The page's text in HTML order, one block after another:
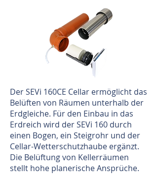
Der SEVi 160CE Cellar ermöglicht das
Belüften von Räumen unterhalb der
Erdgleiche. Für den Einbau in das
Erdreich wird der SEVi 160 durch
einen Bogen, ein Steigrohr und der
Cellar-Wetterschutzhaube ergänzt.
Die Belüftung von Kellerräumen
stellt hohe planerische Ansprüche.